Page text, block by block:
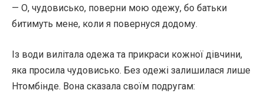
— О, чудовисько, поверни мою одежу, бо батьки
битимуть мене, коли я повернуся додому.
Із води вилітала одежа та прикраси кожної дівчини,
яка просила чудовисько. Без одежі залишилася лише
Нтомбінде. Вона сказала своїм подругам: